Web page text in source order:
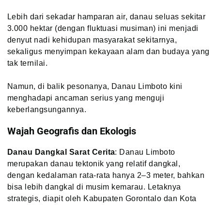
Lebih dari sekadar hamparan air, danau seluas sekitar
3.000 hektar (dengan fluktuasi musiman) ini menjadi
denyut nadi kehidupan masyarakat sekitarnya,
sekaligus menyimpan kekayaan alam dan budaya yang
tak ternilai.
Namun, di balik pesonanya, Danau Limboto kini
menghadapi ancaman serius yang menguji
keberlangsungannya.
Wajah Geografis dan Ekologis
Danau Dangkal Sarat Cerita: Danau Limboto
merupakan danau tektonik yang relatif dangkal,
dengan kedalaman rata-rata hanya 2–3 meter, bahkan
bisa lebih dangkal di musim kemarau. Letaknya
strategis, diapit oleh Kabupaten Gorontalo dan Kota